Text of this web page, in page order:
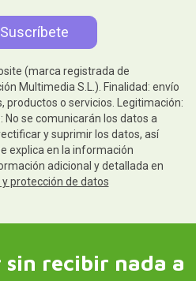
(marca registrada de
Multimedia S.L.). Finalidad: envío
productos o servicios. Legitimación:
se comunicarán los datos a
y suprimir los datos, así
explica en la información
adicional y detallada en
protección de datos
sin recibir nada a